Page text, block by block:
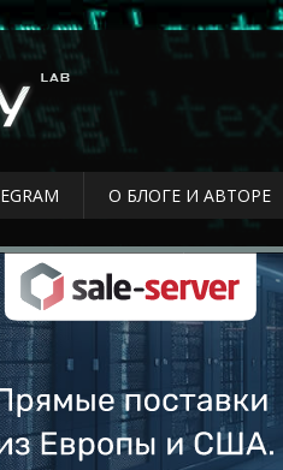
О БЛОГЕ И АВТОРЕ